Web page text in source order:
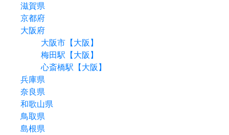
滋賀県
京都府
大阪府
大阪市【大阪】
梅田駅【大阪】
心斎橋駅【大阪】
兵庫県
奈良県
和歌山県
鳥取県
島根県